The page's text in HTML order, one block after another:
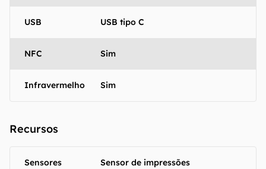
USB USB tipo C
NFC Sim
Infravermelho Sim
Recursos
Sensores
Sensor de impressões